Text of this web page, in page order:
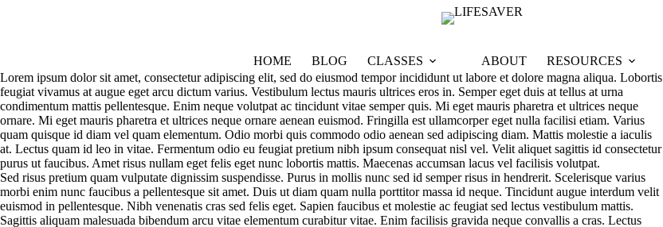
HOME
BLOG CLASSES ABOUT RESOURCES
Lorem ipsum dolor sit amet, consectetur adipiscing elit, sed do eiusmod tempor incididunt ut labore et dolore magna aliqua. Lobortis
feugiat vivamus at augue eget arcu dictum varius. Vestibulum lectus mauris ultrices eros in. Semper eget duis at tellus at urna
condimentum mattis pellentesque. Enim neque volutpat ac tincidunt vitae semper quis. Mi eget mauris pharetra et ultrices neque
ornare. Mi eget mauris pharetra et ultrices neque ornare aenean euismod. Fringilla est ullamcorper eget nulla facilisi etiam. Varius
quam quisque id diam vel quam elementum. Odio morbi quis commodo odio aenean sed adipiscing diam. Mattis molestie a iaculis
at. Lectus quam id leo in vitae. Fermentum odio eu feugiat pretium nibh ipsum consequat nisl vel. Velit aliquet sagittis id consectetur
purus ut faucibus. Amet risus nullam eget felis eget nunc lobortis mattis. Maecenas accumsan lacus vel facilisis volutpat.
Sed risus pretium quam vulputate dignissim suspendisse. Purus in mollis nunc sed id semper risus in hendrerit. Scelerisque varius
morbi enim nunc faucibus a pellentesque sit amet. Duis ut diam quam nulla porttitor massa id neque. Tincidunt augue interdum velit
euismod in pellentesque. Nibh venenatis cras sed felis eget. Sapien faucibus et molestie ac feugiat sed lectus vestibulum mattis.
Sagittis aliquam malesuada bibendum arcu vitae elementum curabitur vitae. Enim facilisis gravida neque convallis a cras. Lectus